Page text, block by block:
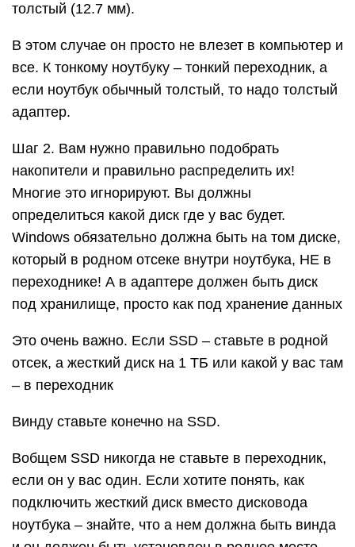
толстый (12.7 мм).
В этом случае он просто не влезет в компьютер и
все. К тонкому ноутбуку – тонкий переходник, а
если ноутбук обычный толстый, то надо толстый
адаптер.
Шаг 2. Вам нужно правильно подобрать
накопители и правильно распределить их!
Многие это игнорируют. Вы должны
определиться какой диск где у вас будет.
Windows обязательно должна быть на том диске,
который в родном отсеке внутри ноутбука, НЕ в
переходнике! А в адаптере должен быть диск
под хранилище, просто как под хранение данных
Это очень важно. Если SSD – ставьте в родной
отсек, а жесткий диск на 1 ТБ или какой у вас там
– в переходник
Винду ставьте конечно на SSD.
Вобщем SSD никогда не ставьте в переходник,
если он у вас один. Если хотите понять, как
подключить жесткий диск вместо дисковода
ноутбука – знайте, что а нем должна быть винда